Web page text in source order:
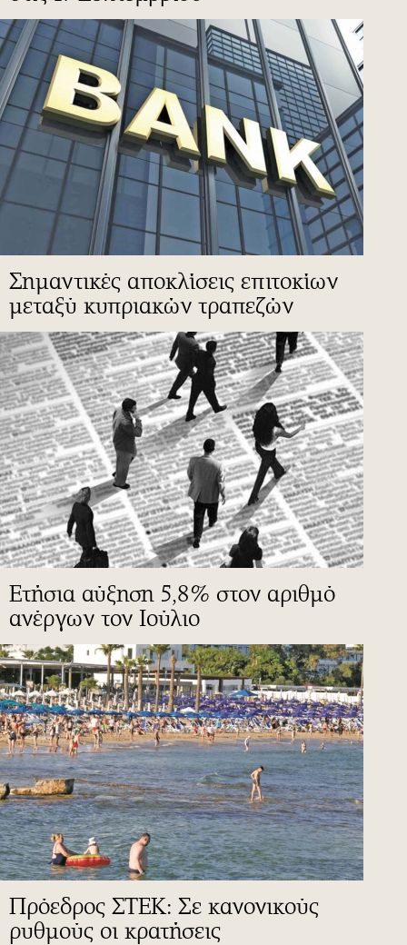
Σημαντικές αποκλίσεις επιτοκίων
μεταξύ κυπριακών τραπεζών
Ετήσια αύξηση 5,8% στον αριθμό
ανέργων τον Ιούλιο
Πρόεδρος ΣΤΕΚ: Σε κανονικούς
ρυθμούς οι κρατήσεις